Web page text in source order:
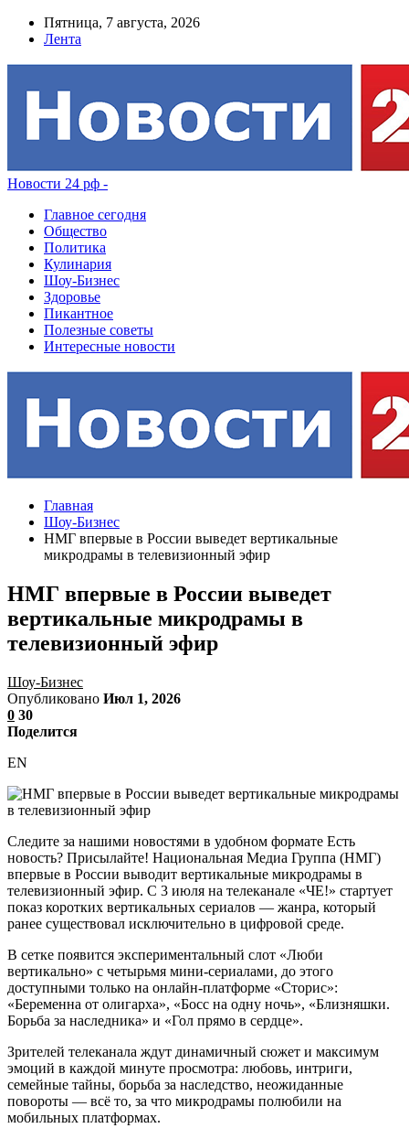
Пятница, 7 августа, 2026
Лента
Новости 24 рф -
Главное сегодня
Общество
Политика
Кулинария
Шоу-Бизнес
Здоровье
Пикантное
Полезные советы
Интересные новости
Главная
Шоу-Бизнес
НМГ впервые в России выведет вертикальные
микродрамы в телевизионный эфир
НМГ впервые в России выведет
вертикальные микродрамы в
телевизионный эфир
Шоу-Бизнес
Опубликовано Июл 1, 2026
0 30
Поделится
EN
Следите за нашими новостями в удобном формате Есть
новость? Присылайте! Национальная Медиа Группа (НМГ)
впервые в России выводит вертикальные микродрамы в
телевизионный эфир. С 3 июля на телеканале «ЧЕ!» стартует
показ коротких вертикальных сериалов — жанра, который
ранее существовал исключительно в цифровой среде.
В сетке появится экспериментальный слот «Люби
вертикально» с четырьмя мини-сериалами, до этого
доступными только на онлайн-платформе «Сторис»:
«Беременна от олигарха», «Босс на одну ночь», «Близняшки.
Борьба за наследника» и «Гол прямо в сердце».
Зрителей телеканала ждут динамичный сюжет и максимум
эмоций в каждой минуте просмотра: любовь, интриги,
семейные тайны, борьба за наследство, неожиданные
повороты — всё то, за что микродрамы полюбили на
мобильных платформах.